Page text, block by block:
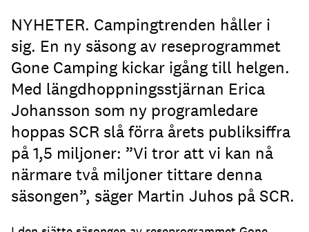
NYHETER. Campingtrenden håller i
sig. En ny säsong av reseprogrammet
Gone Camping kickar igång till helgen.
Med längdhoppningsstjärnan Erica
Johansson som ny programledare
hoppas SCR slå förra årets publiksiffra
på 1,5 miljoner: ”Vi tror att vi kan nå
närmare två miljoner tittare denna
säsongen”, säger Martin Juhos på SCR.